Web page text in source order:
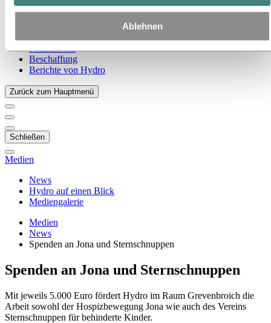
Ablehnen
Unsere Strategie
Standorte in Österreich
Standorte in Deutschland
Publications
Beschaffung
Berichte von Hydro
Zurück zum Hauptmenü
Schließen
Medien
News
Hydro auf einen Blick
Mediengalerie
Medien
News
Spenden an Jona und Sternschnuppen
Spenden an Jona und Sternschnuppen
Mit jeweils 5.000 Euro fördert Hydro im Raum Grevenbroich die
Arbeit sowohl der Hospizbewegung Jona wie auch des Vereins
Sternschnuppen für behinderte Kinder.